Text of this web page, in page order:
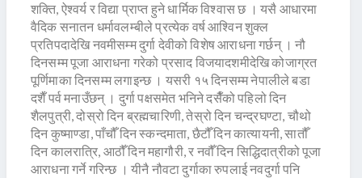
शक्ति, ऐश्वर्य र विद्या प्राप्त हुने धार्मिक विश्वास छ । यसै आधारमा
वैदिक सनातन धर्मावलम्बीले प्रत्येक वर्ष आश्विन शुक्ल
प्रतिपदादेखि नवमीसम्म दुर्गा देवीको विशेष आराधना गर्छन् । नौ
दिनसम्म पूजा आराधना गरेको प्रसाद विजयादशमीदेखि कोजाग्रत
पूर्णिमाका दिनसम्म लगाइन्छ । यसरी १५ दिनसम्म नेपालीले बडा
दशैँ पर्व मनाउँछन् । दुर्गा पक्षसमेत भनिने दसैँको पहिलो दिन
शैलपुत्री, दोस्रो दिन ब्रह्मचारिणी, तेस्रो दिन चन्द्रघण्टा, चौथो
दिन कुष्माण्डा, पाँचौँ दिन स्कन्दमाता, छैटौँ दिन कात्यायनी, सातौँ
दिन कालरात्रि, आठौँ दिन महागौरी, र नवौँ दिन सिद्धिदात्रीको पूजा
आराधना गर्ने गरिन्छ । यीनै नौवटा दुर्गाका रुपलाई नवदुर्गा पनि